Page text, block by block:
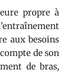
propre à
aux besoins
de son
de bras,